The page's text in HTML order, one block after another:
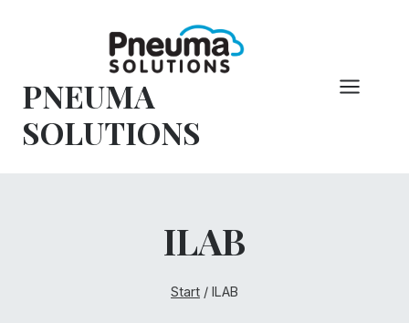
PNEUMA
SOLUTIONS
ILAB
Start / ILAB